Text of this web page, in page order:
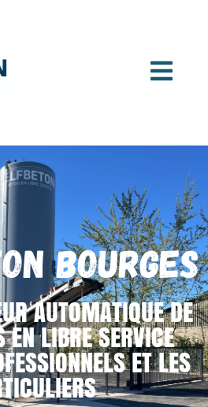
BOURGES
AUTOMATIQUE DE
EN LIBRE SERVICE
ET LES